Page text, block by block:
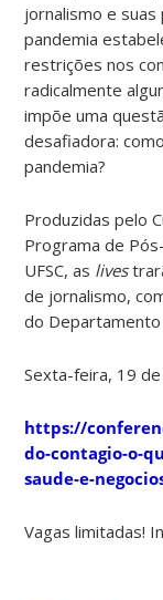
jornalismo e suas
pandemia
restrições nos
radicalmente
impõe uma
desafiadora:
pandemia?
Produzidas pelo
Programa de
UFSC, as lives
de jornalismo,
do Departamento
Sexta-feira, 19
https://
do-contagio-o-
saude-e-
Vagas limitadas!